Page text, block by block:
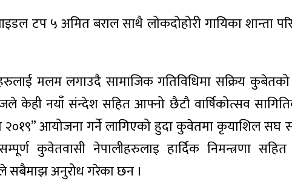
टप ५ अमित बराल साथै लोकदोहोरी गायिका शान्ता
मलम लगाउदै सामाजिक गतिविधिमा सक्रिय
केही नयाँ संन्देश सहित आफ्नो छैटौ वार्षिकोत्सव
२०१९” आयोजना गर्ने लागिएको हुदा कुवेतमा कृयाशिल सघ
कुवेतवासी नेपालीहरुलाइ हार्दिक निमन्त्रणा
सबैमाझ अनुरोध गरेका छन ।